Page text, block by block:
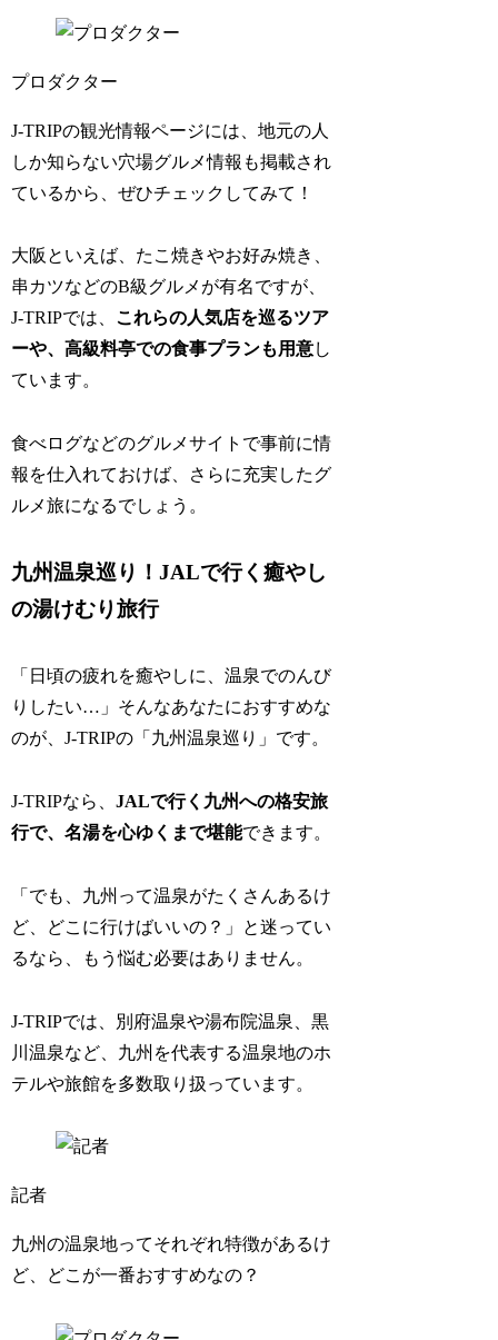
プロダクター
J-TRIPの観光情報ページには、地元の人
しか知らない穴場グルメ情報も掲載され
ているから、ぜひチェックしてみて！
大阪といえば、たこ焼きやお好み焼き、
串カツなどのB級グルメが有名ですが、
J-TRIPでは、 これらの人気店を巡るツア
ーや、高級料亭での食事プランも用意し
ています。
食べログなどのグルメサイトで事前に情
報を仕入れておけば、さらに充実したグ
ルメ旅になるでしょう。
九州温泉巡り！JALで行く癒やし
の湯けむり旅行
「日頃の疲れを癒やしに、温泉でのんび
りしたい…」そんなあなたにおすすめな
のが、J-TRIPの「九州温泉巡り」です。
J-TRIPなら、JALで行く九州への格安旅
行で、名湯を心ゆくまで堪能できます。
「でも、九州って温泉がたくさんあるけ
ど、どこに行けばいいの？」と迷ってい
るなら、もう悩む必要はありません。
J-TRIPでは、別府温泉や湯布院温泉、黒
川温泉など、九州を代表する温泉地のホ
テルや旅館を多数取り扱っています。
記者
九州の温泉地ってそれぞれ特徴があるけ
ど、どこが一番おすすめなの？